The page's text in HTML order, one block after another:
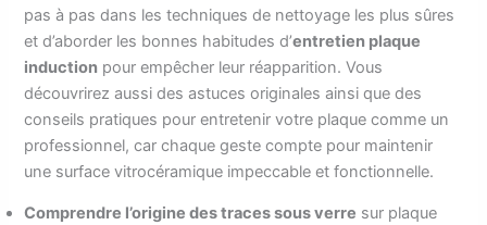
pas à pas dans les techniques de nettoyage les plus sûres
et d’aborder les bonnes habitudes d’entretien plaque
induction pour empêcher leur réapparition. Vous
découvrirez aussi des astuces originales ainsi que des
conseils pratiques pour entretenir votre plaque comme un
professionnel, car chaque geste compte pour maintenir
une surface vitrocéramique impeccable et fonctionnelle.
Comprendre l’origine des traces sous verre sur plaque